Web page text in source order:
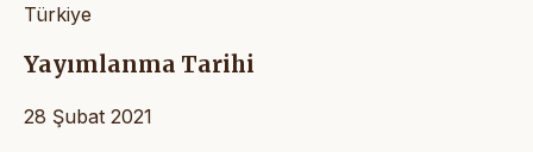
Türkiye
Yayımlanma Tarihi
28 Şubat 2021